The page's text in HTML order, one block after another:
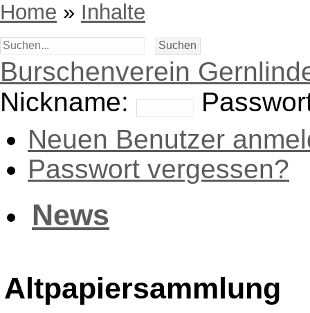
Home » Inhalte
Burschenverein
Nickname:
Neuen Benutzer
Passwort vergessen?
News
Altpapiersammlung